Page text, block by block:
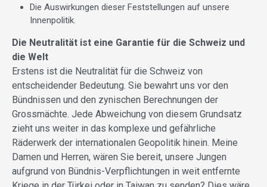
Die Auswirkungen dieser Feststellungen auf unsere
Innenpolitik.
Die Neutralität ist eine Garantie für die Schweiz und
die Welt
Erstens ist die Neutralität für die Schweiz von
entscheidender Bedeutung. Sie bewahrt uns vor den
Bündnissen und den zynischen Berechnungen der
Grossmächte. Jede Abweichung von diesem Grundsatz
zieht uns weiter in das komplexe und gefährliche
Räderwerk der internationalen Geopolitik hinein. Meine
Damen und Herren, wären Sie bereit, unsere Jungen
aufgrund von Bündnis-Verpflichtungen in weit entfernte